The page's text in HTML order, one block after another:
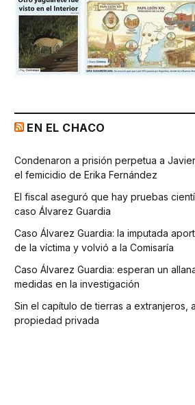
EN EL CHACO
Condenaron a prisión perpetua a
el femicidio de Erika Fernández
El fiscal aseguró que hay pruebas
caso Álvarez Guardia
Caso Álvarez Guardia: la imputada
de la víctima y volvió a la Comisaría
Caso Álvarez Guardia: esperan un
medidas en la investigación
Sin el capítulo de tierras a extranjeros,
propiedad privada